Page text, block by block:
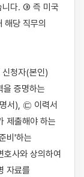
니다. ③ 즉 미국
당 직무의
청자(본인)
을 증명하는
서), ㉢ 이력서
제출해야 하는
비'하는
사와 상의하여
자료를